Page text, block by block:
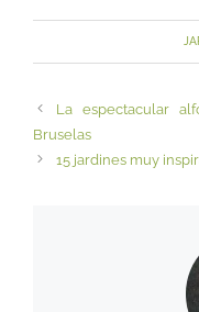
La espectacular
Bruselas
15 jardines muy